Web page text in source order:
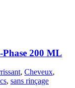
200 ML
, Cheveux,
, sans rinçage